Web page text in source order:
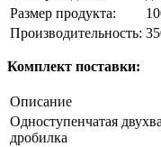
Размер продукта:
Производительность:
Комплект поставки:
Описание
Одноступенчатая
дробилка